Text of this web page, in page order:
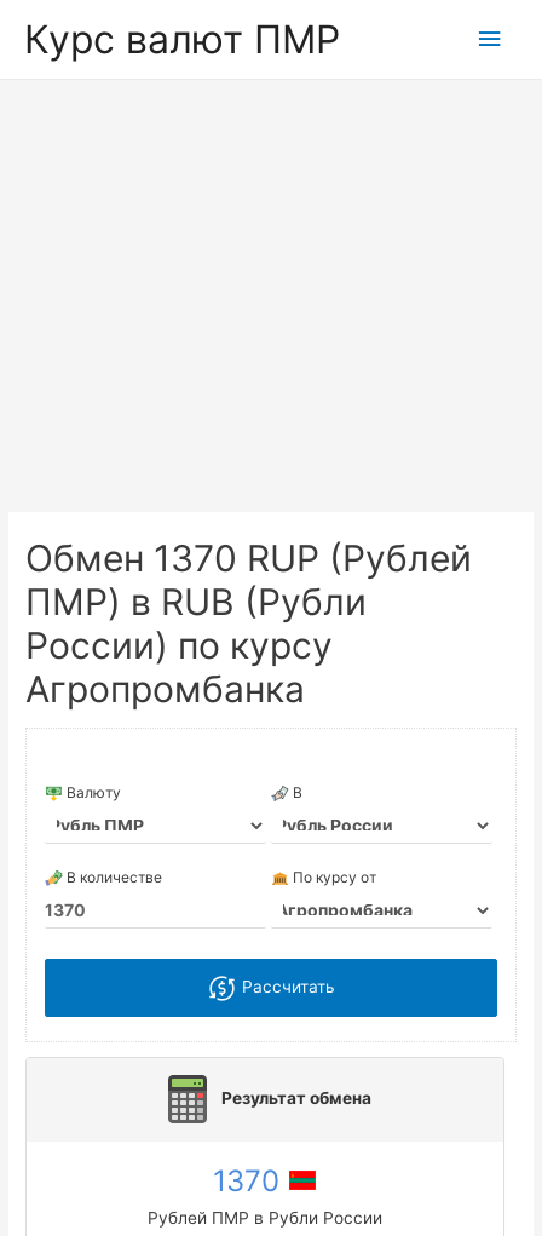
Курс валют ПМР
Обмен 1370 RUP (Рублей
ПМР) в RUB (Рубли
России) по курсу
Агропромбанка
Валюту В
В количестве По курсу от
Рассчитать
Результат обмена
1370
Рублей ПМР в Рубли России